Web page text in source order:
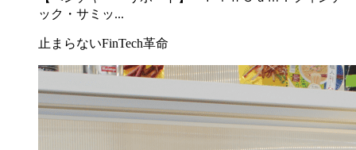
ック・サミッ...
止まらないFinTech革命